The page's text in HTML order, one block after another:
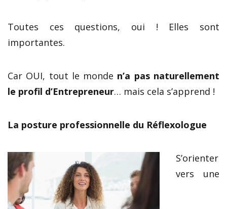
Toutes ces questions, oui ! Elles sont
importantes.
Car OUI, tout le monde n’a pas naturellement
le profil d’Entrepreneur… mais cela s’apprend !
La posture professionnelle du Réflexologue
S’orienter
vers une